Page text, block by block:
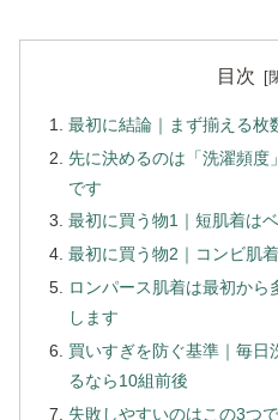
目次
最初に結論｜まず揃える枚
先に決めるのは「洗濯頻度
です
最初に買う物1｜短肌着は
最初に買う物2｜コンビ肌
ロンパース肌着は最初から
します
買いすぎを防ぐ基準｜毎日
るなら10組前後
失敗しやすいのはこの3つ